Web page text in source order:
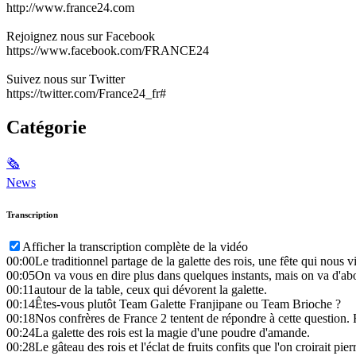
http://www.france24.com
Rejoignez nous sur Facebook
https://www.facebook.com/FRANCE24
Suivez nous sur Twitter
https://twitter.com/France24_fr#
Catégorie
🗞
News
Transcription
Afficher la transcription complète de la vidéo
00:00Le traditionnel partage de la galette des rois, une fête qui nous
00:05On va vous en dire plus dans quelques instants, mais on va
00:11autour de la table, ceux qui dévorent la galette.
00:14Êtes-vous plutôt Team Galette Franjipane ou Team Brioche ?
00:18Nos confrères de France 2 tentent de répondre à cette question.
00:24La galette des rois est la magie d'une poudre d'amande.
00:28Le gâteau des rois et l'éclat de fruits confits que l'on croirait